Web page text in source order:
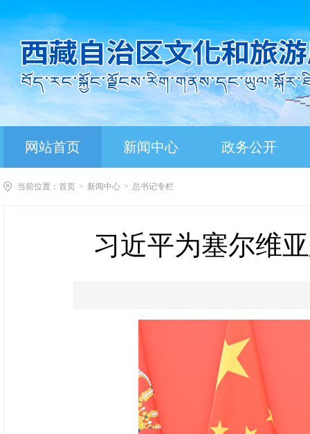
网站首页 新闻中心 政务公开
当前位置： 首页 > 新闻中心 > 总书记专栏
习近平为塞尔维